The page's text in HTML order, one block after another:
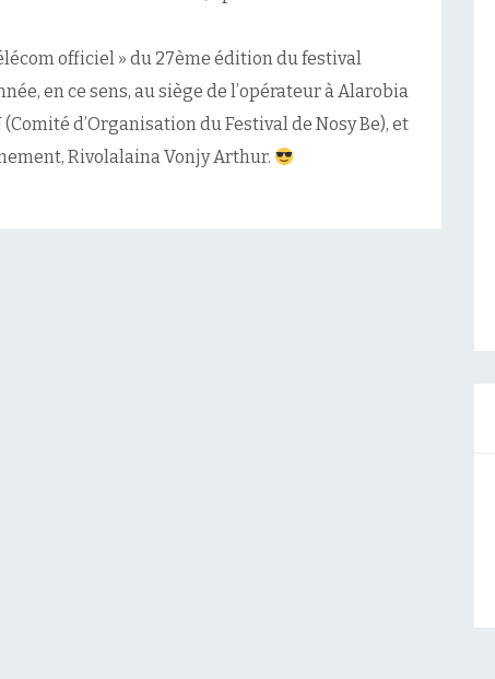
officiel » du 27ème édition du festival
en ce sens, au siège de l’opérateur à Alarobia
d’Organisation du Festival de Nosy Be), et
Rivolalaina Vonjy Arthur.